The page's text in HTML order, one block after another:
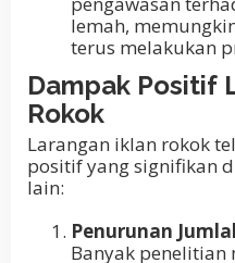
lemah,
terus melakukan
Dampak Positif
Rokok
Larangan iklan rokok
positif yang signifikan
lain:
Penurunan
Banyak penelitian